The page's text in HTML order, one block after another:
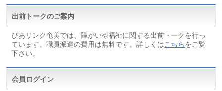
出前トークのご案内
ぴあリンク奄美では、障がいや福祉に関する出前トークを行っ
ています。職員派遣の費用は無料です。詳しくはこちらをご覧
下さい。
会員ログイン